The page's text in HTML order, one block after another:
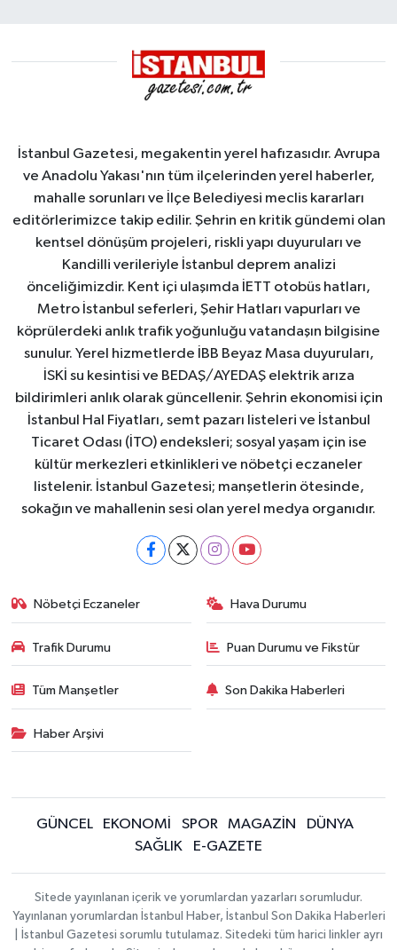
İstanbul Gazetesi, megakentin yerel hafızasıdır. Avrupa
ve Anadolu Yakası'nın tüm ilçelerinden yerel haberler,
mahalle sorunları ve İlçe Belediyesi meclis kararları
editörlerimizce takip edilir. Şehrin en kritik gündemi olan
kentsel dönüşüm projeleri, riskli yapı duyuruları ve
Kandilli verileriyle İstanbul deprem analizi
önceliğimizdir. Kent içi ulaşımda İETT otobüs hatları,
Metro İstanbul seferleri, Şehir Hatları vapurları ve
köprülerdeki anlık trafik yoğunluğu vatandaşın bilgisine
sunulur. Yerel hizmetlerde İBB Beyaz Masa duyuruları,
İSKİ su kesintisi ve BEDAŞ/AYEDAŞ elektrik arıza
bildirimleri anlık olarak güncellenir. Şehrin ekonomisi için
İstanbul Hal Fiyatları, semt pazarı listeleri ve İstanbul
Ticaret Odası (İTO) endeksleri; sosyal yaşam için ise
kültür merkezleri etkinlikleri ve nöbetçi eczaneler
listelenir. İstanbul Gazetesi; manşetlerin ötesinde,
sokağın ve mahallenin sesi olan yerel medya organıdır.
Nöbetçi Eczaneler Hava Durumu
Trafik Durumu Puan Durumu ve Fikstür
Tüm Manşetler Son Dakika Haberleri
Haber Arşivi
GÜNCEL EKONOMİ SPOR MAGAZİN
DÜNYA
SAĞLIK
E-GAZETE
Sitede yayınlanan içerik ve yorumlardan yazarları sorumludur.
Yayınlanan yorumlardan İstanbul Haber, İstanbul Son Dakika Haberleri
| İstanbul Gazetesi sorumlu tutulamaz. Sitedeki tüm harici linkler ayrı